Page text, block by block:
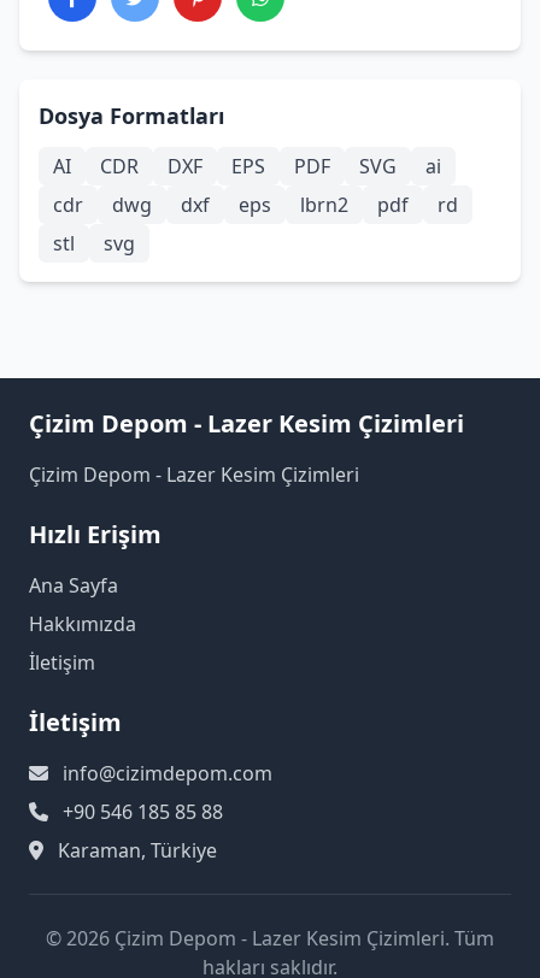
Dosya Formatları
AI CDR DXF EPS PDF SVG
ai
cdr
dwg dxf eps lbrn2 pdf
rd
stl
svg
Çizim Depom - Lazer Kesim Çizimleri
Çizim Depom - Lazer Kesim Çizimleri
Hızlı Erişim
Ana Sayfa
Hakkımızda
İletişim
İletişim
info@cizimdepom.com
+90 546 185 85 88
Karaman, Türkiye
© 2026 Çizim Depom - Lazer Kesim Çizimleri. Tüm
hakları saklıdır.